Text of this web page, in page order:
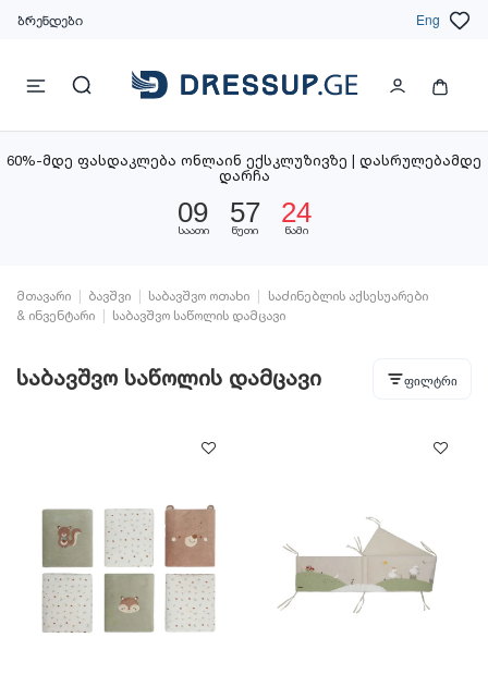
ბრენდები Eng
60%-მდე ფასდაკლება ონლაინ ექსკლუზივზე | დასრულებამდე
დარჩა
09
საათი
57
წუთი
24
წამი
მთავარი ბავშვი საბავშვო ოთახი
საძინებლის აქსესუარები
& ინვენტარი
საბავშვო საწოლის დამცავი
საბავშვო საწოლის დამცავი ფილტრი